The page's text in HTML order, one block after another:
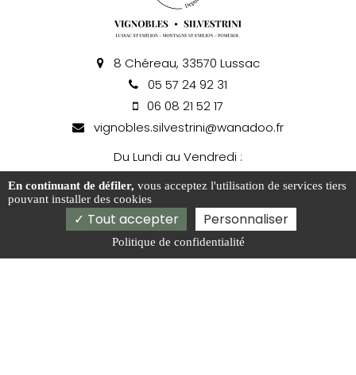
8 Chéreau, 33570 Lussac
05 57 24 92 31
06 08 21 52 17
vignobles.silvestrini@wanadoo.fr
Du Lundi au Vendredi :
09h00-12h00 / 14h00-17h00
Week-end et jours fériés sur réservation
En continuant de défiler, vous acceptez l'utilisation de services tiers
pouvant installer des cookies
Tout accepter Personnaliser
Politique de confidentialité